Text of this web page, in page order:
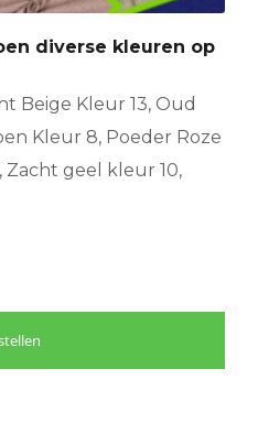
diverse kleuren op
Beige Kleur 13, Oud
Kleur 8, Poeder Roze
Zacht geel kleur 10,